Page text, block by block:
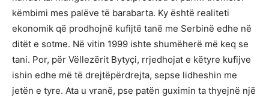
këmbimi mes palëve të barabarta. Ky është realiteti
ekonomik që prodhojnë kufijtë tanë me Serbinë edhe në
ditët e sotme. Në vitin 1999 ishte shumëherë më keq se
tani. Por, për Vëllezërit Bytyçi, rrjedhojat e këtyre kufijve
ishin edhe më të drejtëpërdrejta, sepse lidheshin me
jetën e tyre. Ata u vranë, pse patën guximin ta thyejnë një